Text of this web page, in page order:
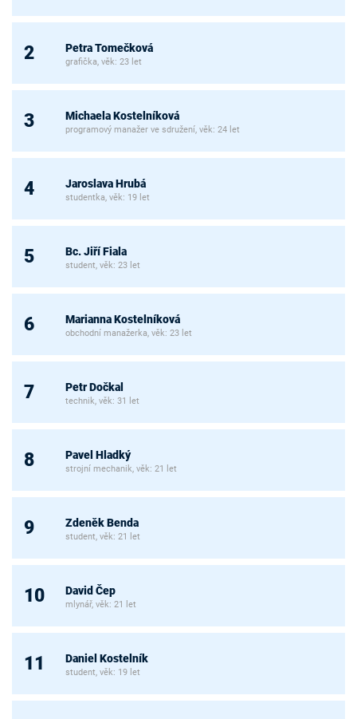
2 Petra Tomečková
grafička, věk: 23 let
3 Michaela Kostelníková
programový manažer ve sdružení, věk: 24 let
4 Jaroslava Hrubá
studentka, věk: 19 let
5 Bc. Jiří Fiala
student, věk: 23 let
6 Marianna Kostelníková
obchodní manažerka, věk: 23 let
7 Petr Dočkal
technik, věk: 31 let
8 Pavel Hladký
strojní mechanik, věk: 21 let
9 Zdeněk Benda
student, věk: 21 let
10 David Čep
mlynář, věk: 21 let
11 Daniel Kostelník
student, věk: 19 let